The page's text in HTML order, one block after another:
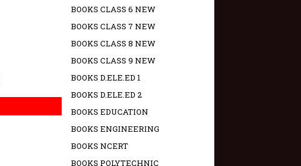
BOOKS CLASS 6 NEW
BOOKS CLASS 7 NEW
BOOKS CLASS 8 NEW
BOOKS CLASS 9 NEW
BOOKS D.ELE.ED 1
BOOKS D.ELE.ED 2
BOOKS EDUCATION
BOOKS ENGINEERING
BOOKS NCERT
BOOKS POLYTECHNIC